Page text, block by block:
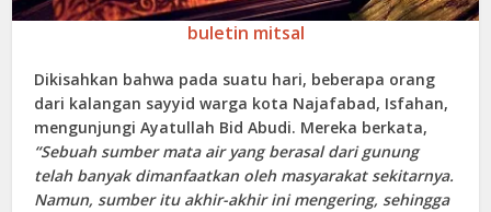
buletin mitsal
Dikisahkan bahwa pada suatu hari, beberapa orang
dari kalangan sayyid warga kota Najafabad, Isfahan,
mengunjungi Ayatullah Bid Abudi. Mereka berkata,
“Sebuah sumber mata air yang berasal dari gunung
telah banyak dimanfaatkan oleh masyarakat sekitarnya.
Namun, sumber itu akhir-akhir ini mengering, sehingga